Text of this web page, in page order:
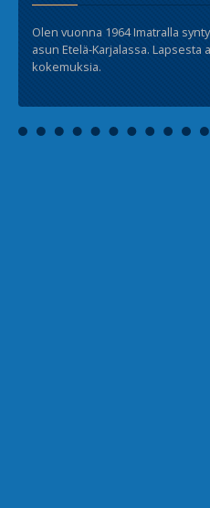
Olen vuonna 1964 Imatralla
asun Etelä-Karjalassa.
kokemuksia.